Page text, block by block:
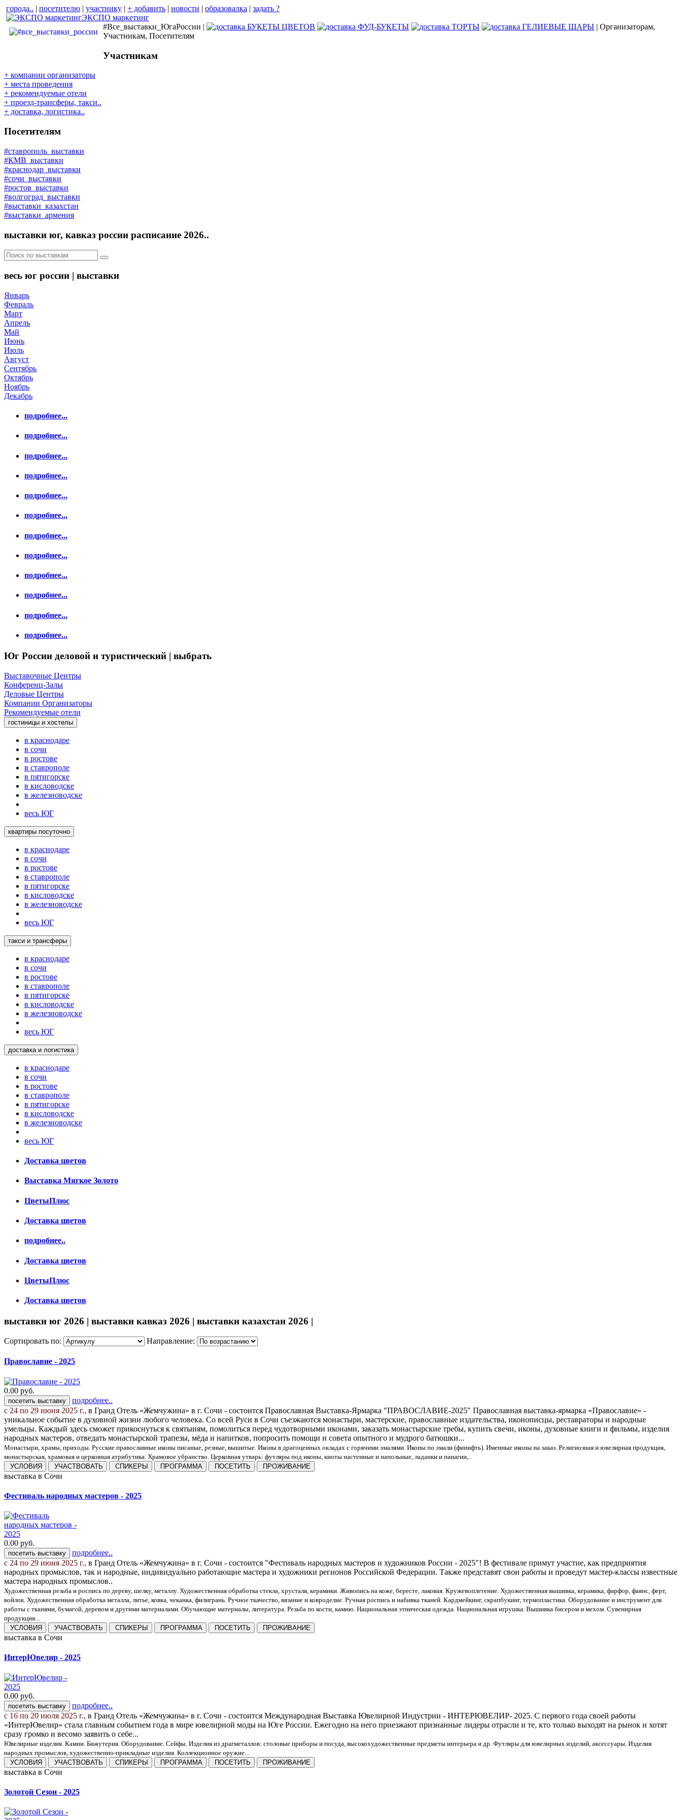
города.. | посетителю | участнику | + добавить | новости | образовалка | задать ?
ЭКСПО маркетинг
#Все_выставки_ЮгаРоссии |
| Организаторам,
Участникам, Посетителям
Участникам
+ компании организаторы
+ места проведения
+ рекомендуемые отели
+ проезд-трансферы, такси..
+ доставка, логистика..
Посетителям
#ставрополь_выставки
#КМВ_выставки
#краснодар_выставки
#сочи_выставки
#ростов_выставки
#волгоград_выставки
#выставки_казахстан
#выставки_армения
выставки юг, кавказ россии расписание 2026..
весь юг россии | выставки
Январь
Февраль
Март
Апрель
Май
Июнь
Июль
Август
Сентябрь
Октябрь
Ноябрь
Декабрь
подробнее...
подробнее...
подробнее...
подробнее...
подробнее...
подробнее...
подробнее...
подробнее...
подробнее...
подробнее...
подробнее...
подробнее...
Юг России деловой и туристический | выбрать
Выставочные Центры
Конференц-Залы
Деловые Центры
Компании Организаторы
Рекомендуемые отели
гостиницы и хостелы
в краснодаре
в сочи
в ростове
в ставрополе
в пятигорске
в кисловодске
в железноводске
весь ЮГ
квартиры посуточно
в краснодаре
в сочи
в ростове
в ставрополе
в пятигорске
в кисловодске
в железноводске
весь ЮГ
такси и трансферы
в краснодаре
в сочи
в ростове
в ставрополе
в пятигорске
в кисловодске
в железноводске
весь ЮГ
доставка и логистика
в краснодаре
в сочи
в ростове
в ставрополе
в пятигорске
в кисловодске
в железноводске
весь ЮГ
Доставка цветов
Выставка Мягкое Золото
ЦветыПлюс
Доставка цветов
подробнее..
Доставка цветов
ЦветыПлюс
Доставка цветов
выставки юг 2026 | выставки кавказ 2026 | выставки казахстан 2026 |
Сортировать по: Направление:
Православие - 2025
0.00 руб.
посетить выставку
подробнее..
с 24 по 29 июня 2025 г., в Гранд Отель «Жемчужина» в г. Сочи - состоится Православная Выставка-Ярмарка "ПРАВОСЛАВИЕ-2025" Православная выставка-ярмарка «Православие» -
уникальное событие в духовной жизни любого человека. Со всей Руси в Сочи съезжаются монастыри, мастерские, православные издательства, иконописцы, реставраторы и народные
умельцы. Каждый здесь сможет прикоснуться к святыням, помолиться перед чудотворными иконами, заказать монастырские требы, купить свечи, иконы, духовные книги и фильмы, изделия
народных мастеров, отведать монастырской трапезы, мёда и напитков, попросить помощи и совета опытного и мудрого батюшки...
Монастыри, храмы, приходы. Русские православные иконы писаные, резные, вышитые. Иконы в драгоценных окладах с горячими эмалями. Иконы по эмали (финифть). Именные иконы на заказ. Религиозная и ювелирная продукция,
монастырская, храмовая и церковная атрибутика. Храмовое убранство. Церковная утварь: футляры под иконы, киоты настенные и напольные, ладанки и панагии,..
УСЛОВИЯ
УЧАСТВОВАТЬ СПИКЕРЫ ПРОГРАММА ПОСЕТИТЬ ПРОЖИВАНИЕ
выставка в Сочи
Фестиваль народных мастеров - 2025
0.00 руб.
посетить выставку
подробнее..
с 24 по 29 июня 2025 г., в Гранд Отель «Жемчужина» в г. Сочи - состоится "Фестиваль народных мастеров и художников России - 2025"! В фестивале примут участие, как предприятия
народных промыслов, так и народные, индивидуально работающие мастера и художники регионов Российской Федерации. Также представят свои работы и проведут мастер-классы известные
мастера народных промыслов..
Художественная резьба и роспись по дереву, шелку, металлу. Художественная обработка стекла, хрусталя, керамики. Живопись на коже, бересте, лаковая. Кружевоплетение. Художественная вышивка, керамика, фарфор, фаянс, ферт,
войлок. Художественная обработка металла, литье, ковка, чеканка, филигрань. Ручное ткачество, вязание и ковроделие. Ручная роспись и набивка тканей. Кардмейкинг, скрапбукинг, термопластика. Оборудование и инструмент для
работы с тканями, бумагой, деревом и другими материалами. Обучающие материалы, литература. Резьба по кости, камню. Национальная этническая одежда. Национальная игрушка. Вышивка бисером и мехом. Сувенирная
продукция...
УСЛОВИЯ
УЧАСТВОВАТЬ СПИКЕРЫ ПРОГРАММА ПОСЕТИТЬ ПРОЖИВАНИЕ
выставка в Сочи
ИнтерЮвелир - 2025
0.00 руб.
посетить выставку
подробнее..
с 16 по 20 июля 2025 г., в Гранд Отель «Жемчужина» в г. Сочи - состоится Международная Выставка Ювелирной Индустрии - ИНТЕРЮВЕЛИР- 2025. С первого года своей работы
«ИнтерЮвелир» стала главным событием года в мире ювелирной моды на Юге России. Ежегодно на него приезжают признанные лидеры отрасли и те, кто только выходят на рынок и хотят
сразу громко и весомо заявить о себе...
Ювелирные изделия. Камни. Бижутерия. Оборудование. Сейфы. Изделия из драгметаллов: столовые приборы и посуда, высокохудожественные предметы интерьера и др. Футляры для ювелирных изделий, аксессуары. Изделия
народных промыслов, художественно-прикладные изделия. Коллекционное оружие...
УСЛОВИЯ
УЧАСТВОВАТЬ СПИКЕРЫ ПРОГРАММА ПОСЕТИТЬ ПРОЖИВАНИЕ
выставка в Сочи
Золотой Сезон - 2025